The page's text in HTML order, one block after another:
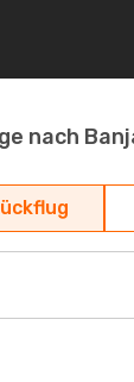
nach